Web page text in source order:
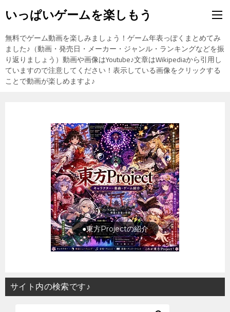
いっぱいゲームを楽しもう
無料でゲーム動画を楽しみましょう！ゲーム年表っぽくまとめてみ
ました♪（動画・発売日・メーカー・ジャンル・ランキングなどを振
り返りましょう）動画や画像はYoutube♪文章はWikipediaから引用し
ていますので注意してください！表示している画像をクリックする
ことで動画が楽しめますよ♪
旅行の前に旅行先をチェック
サイト内の検索です♪